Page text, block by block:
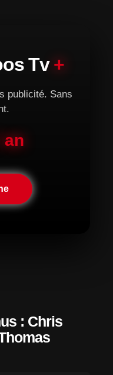
Tv+
publicité. Sans
an
: Chris